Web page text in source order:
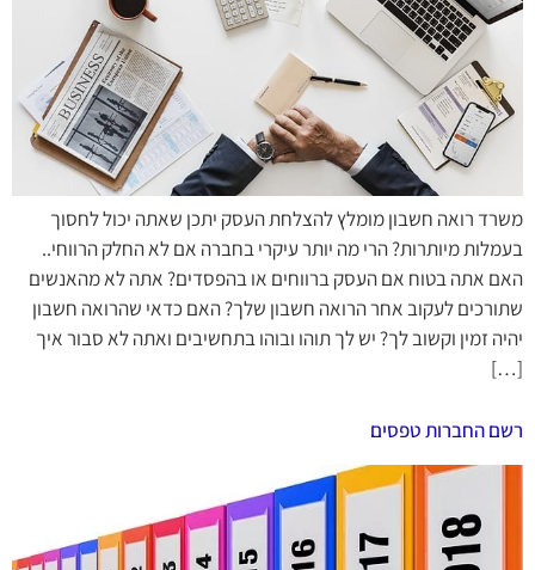
משרד רואה חשבון מומלץ להצלחת העסק יתכן שאתה יכול לחסוך
בעמלות מיותרות? הרי מה יותר עיקרי בחברה אם לא החלק הרווחי..
האם אתה בטוח אם העסק ברווחים או בהפסדים? אתה לא מהאנשים
שתורכים לעקוב אחר הרואה חשבון שלך? האם כדאי שהרואה חשבון
יהיה זמין וקשוב לך? יש לך תוהו ובוהו בתחשיבים ואתה לא סבור איך
[…]
רשם החברות טפסים